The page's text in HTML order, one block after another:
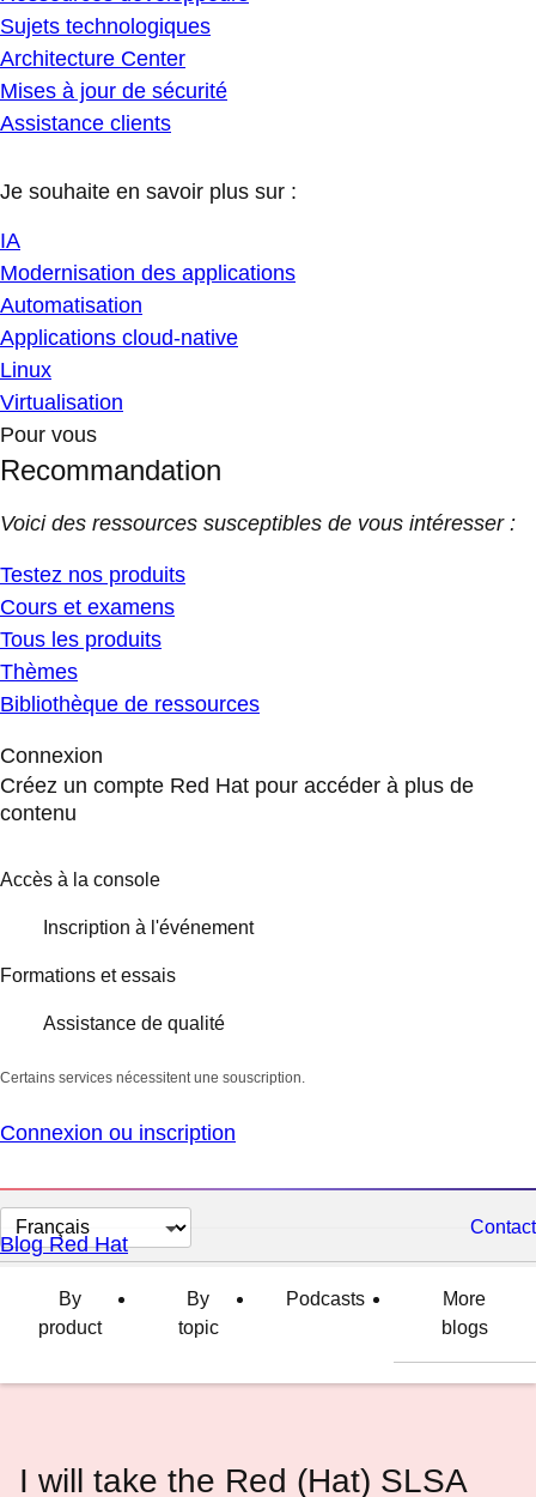
Sujets technologiques
Architecture Center
Mises à jour de sécurité
Assistance clients
Je souhaite en savoir plus sur :
IA
Modernisation des applications
Automatisation
Applications cloud-native
Linux
Virtualisation
Pour vous
Recommandation
Voici des ressources susceptibles de vous intéresser :
Testez nos produits
Cours et examens
Tous les produits
Thèmes
Bibliothèque de ressources
Connexion
Créez un compte Red Hat pour accéder à plus de
contenu
Accès à la console
Inscription à l'événement
Formations et essais
Assistance de qualité
Certains services nécessitent une souscription.
Connexion ou inscription
Changer
la
langue
Contact
Blog Red Hat
By
product
By
topic
Podcasts
More
blogs
I will take the Red (Hat) SLSA